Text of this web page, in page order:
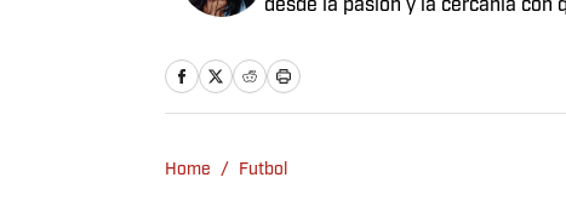
desde la pasión y la cercanía con
Home / Futbol